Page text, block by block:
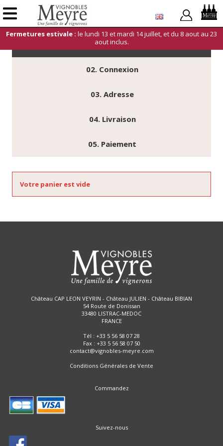
Fermetures estivale : le lundi 13 et mardi 14 juillet, et du 8 aout au 23
aout inclus.
Récapitulatif
02. Connexion
03. Adresse
04.Livraison
05. Paiement
Votre panier est vide
Château CAP LEON VEYRIN - Château JULIEN - Château BIBIAN
54 Route de Donissan
33480 LISTRAC-MEDOC
FRANCE
Tél : +33 5 56 58 07 28
Fax : +33 5 56 58 07 50
contact@vignobles-meyre.com
Conditions Générales de Vente
Commandez
Suivez-nous
0